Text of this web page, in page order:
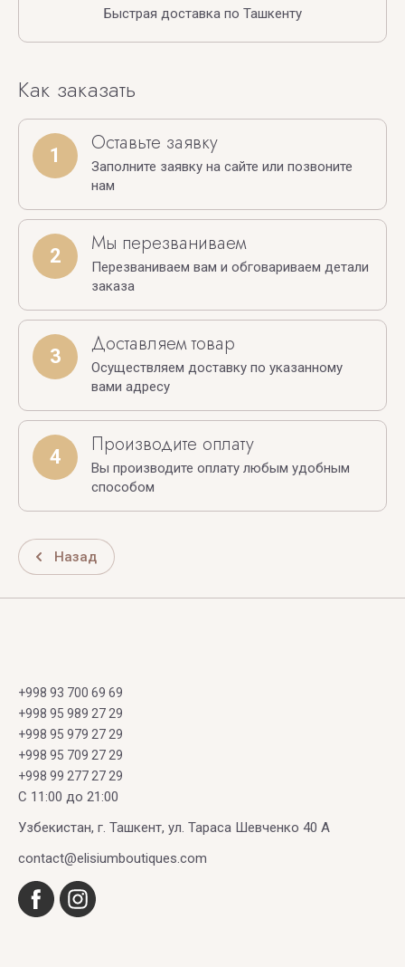
Быстрая доставка по Ташкенту
Как заказать
1 Оставьте заявку
Заполните заявку на сайте или позвоните
нам
2 Мы перезваниваем
Перезваниваем вам и обговариваем детали
заказа
3 Доставляем товар
Осуществляем доставку по указанному
вами адресу
4 Производите оплату
Вы производите оплату любым удобным
способом
Назад
+998 93 700 69 69
+998 95 989 27 29
+998 95 979 27 29
+998 95 709 27 29
+998 99 277 27 29
C 11:00 до 21:00
Узбекистан, г. Ташкент, ул. Тараса Шевченко 40 А
contact@elisiumboutiques.com